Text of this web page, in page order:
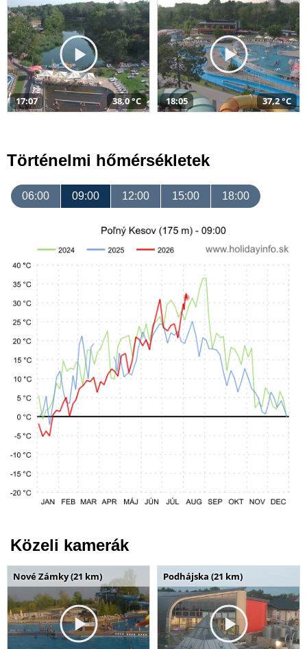
17:07 38,0 °C 18:05 37,2 °C
Történelmi hőmérsékletek
06:00 09:00 12:00 15:00 18:00
Közeli kamerák
Nové Zámky (21 km) Podhájska (21 km)